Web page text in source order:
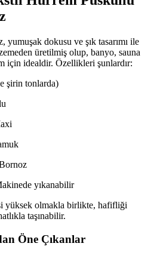
dokusu ve şık tasarımı ile
üretilmiş olup, banyo, sauna
için idealdir. Özellikleri şunlardır:
şirin tonlarda)
yıkanabilir
yüksek olmakla birlikte, hafifliği
taşınabilir.
Öne Çıkanlar